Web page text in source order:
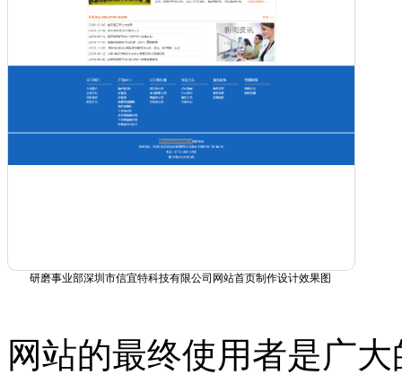
研磨事业部深圳市信宜特科技有限公司网站首页制作设计效果图
网站的最终使用者是广